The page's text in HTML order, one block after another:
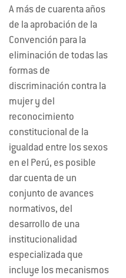
A más de cuarenta años
de la aprobación de la
Convención para la
eliminación de todas las
formas de
discriminación contra la
mujer y del
reconocimiento
constitucional de la
igualdad entre los sexos
en el Perú, es posible
dar cuenta de un
conjunto de avances
normativos, del
desarrollo de una
institucionalidad
especializada que
incluye los mecanismos